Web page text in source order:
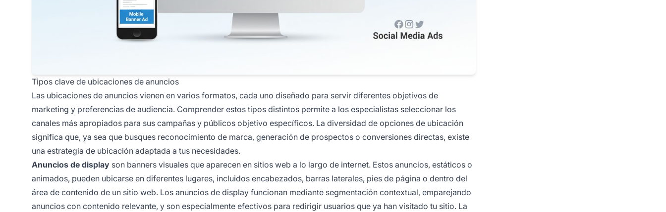
Tipos clave de ubicaciones de anuncios
Las ubicaciones de anuncios vienen en varios formatos, cada uno diseñado para servir diferentes objetivos de
marketing y preferencias de audiencia. Comprender estos tipos distintos permite a los especialistas seleccionar los
canales más apropiados para sus campañas y públicos objetivo específicos. La diversidad de opciones de ubicación
significa que, ya sea que busques reconocimiento de marca, generación de prospectos o conversiones directas, existe
una estrategia de ubicación adaptada a tus necesidades.
Anuncios de display son banners visuales que aparecen en sitios web a lo largo de internet. Estos anuncios, estáticos o
animados, pueden ubicarse en diferentes lugares, incluidos encabezados, barras laterales, pies de página o dentro del
área de contenido de un sitio web. Los anuncios de display funcionan mediante segmentación contextual, emparejando
anuncios con contenido relevante, y son especialmente efectivos para redirigir usuarios que ya han visitado tu sitio. La